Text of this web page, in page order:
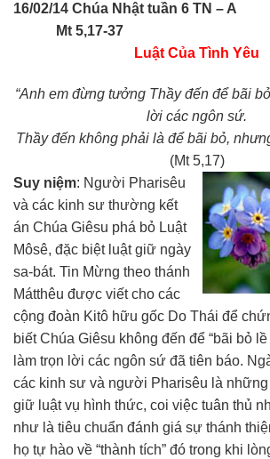
16/02/14 Chúa Nhật tuần 6 TN – A
Mt 5,17-37
Luật Của Tình Yêu
“Anh em đừng tưởng Thầy đến để bãi
lời các ngôn sứ.
Thầy đến không phải là để bãi bỏ,
(Mt 5,17)
Suy niệm: Người Pharisêu
và các kinh sư thường kết
án Chúa Giêsu phá bỏ Luật
Môsê, đặc biệt luật giữ ngày
sa-bát. Tin Mừng theo thánh
Mátthêu được viết cho các
cộng đoàn Kitô hữu gốc Do Thái để
biết Chúa Giêsu không đến để “bãi bỏ
làm trọn lời các ngôn sứ đã tiên báo.
các kinh sư và người Pharisêu là
giữ luật vụ hình thức, coi việc tuân thủ
như là tiêu chuẩn đánh giá sự thánh
họ tự hào về “thành tích” đó trong khi